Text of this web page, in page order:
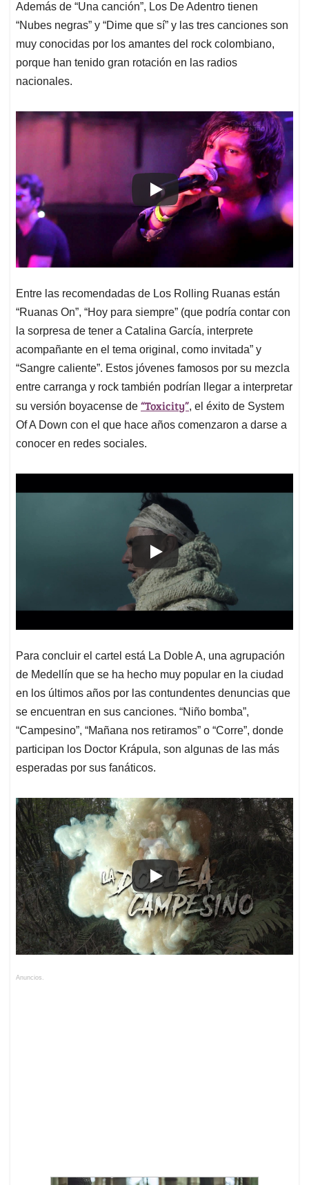
Además de “Una canción”, Los De Adentro tienen
“Nubes negras” y “Dime que sí” y las tres canciones son
muy conocidas por los amantes del rock colombiano,
porque han tenido gran rotación en las radios
nacionales.
Entre las recomendadas de Los Rolling Ruanas están
“Ruanas On”, “Hoy para siempre” (que podría contar con
la sorpresa de tener a Catalina García, interprete
acompañante en el tema original, como invitada” y
“Sangre caliente”. Estos jóvenes famosos por su mezcla
entre carranga y rock también podrían llegar a interpretar
su versión boyacense de “Toxicity”, el éxito de System
Of A Down con el que hace años comenzaron a darse a
conocer en redes sociales.
Para concluir el cartel está La Doble A, una agrupación
de Medellín que se ha hecho muy popular en la ciudad
en los últimos años por las contundentes denuncias que
se encuentran en sus canciones. “Niño bomba”,
“Campesino”, “Mañana nos retiramos” o “Corre”, donde
participan los Doctor Krápula, son algunas de las más
esperadas por sus fanáticos.
Anuncios.